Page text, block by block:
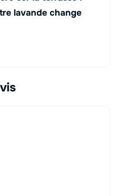
lavande change